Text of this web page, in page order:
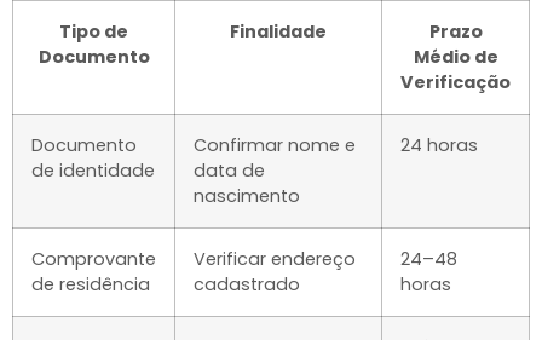
Tipo de
Documento
Finalidade
Prazo
Médio de
Verificação
Documento
de identidade
Confirmar nome e
data de
nascimento
24 horas
Comprovante
de residência
Verificar endereço
cadastrado
24–48
horas